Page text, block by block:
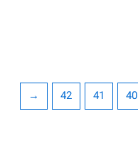
40
41
42
←